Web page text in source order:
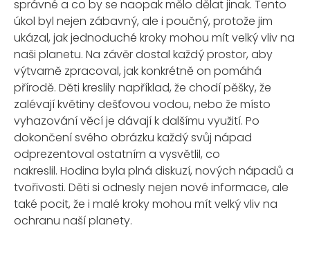
správné a co by se naopak mělo dělat jinak. Tento
úkol byl nejen zábavný, ale i poučný, protože jim
ukázal, jak jednoduché kroky mohou mít velký vliv na
naši planetu. Na závěr dostal každý prostor, aby
výtvarně zpracoval, jak konkrétně on pomáhá
přírodě. Děti kreslily například, že chodí pěšky, že
zalévají květiny dešťovou vodou, nebo že místo
vyhazování věcí je dávají k dalšímu využití. Po
dokončení svého obrázku každý svůj nápad
odprezentoval ostatním a vysvětlil, co
nakreslil. Hodina byla plná diskuzí, nových nápadů a
tvořivosti. Děti si odnesly nejen nové informace, ale
také pocit, že i malé kroky mohou mít velký vliv na
ochranu naší planety.